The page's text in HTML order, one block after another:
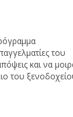
του
και να
του